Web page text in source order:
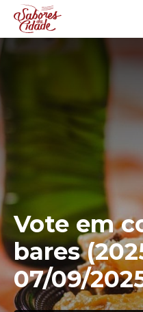
Vote em
bares
07/09/